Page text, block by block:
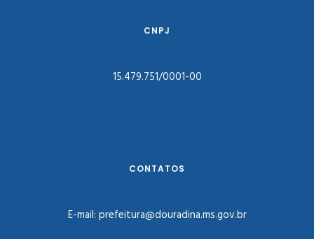
CNPJ
15.479.751/0001-00
CONTATOS
E-mail: prefeitura@douradina.ms.gov.br